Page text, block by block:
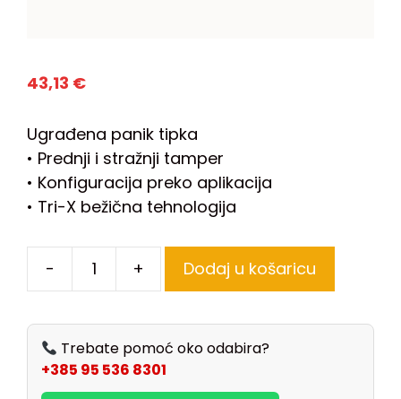
43,13 €
Ugrađena panik tipka
• Prednji i stražnji tamper
• Konfiguracija preko aplikacija
• Tri-X bežična tehnologija
- + Dodaj u košaricu
Trebate pomoć oko odabira?
+385 95 536 8301